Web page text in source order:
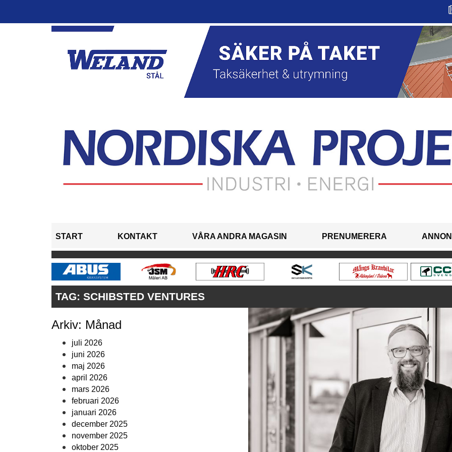
START KONTAKT VÅRA ANDRA MAGASIN PRENUMERERA
TAG: SCHIBSTED VENTURES
Arkiv: Månad
juli 2026
juni 2026
maj 2026
april 2026
mars 2026
februari 2026
januari 2026
december 2025
november 2025
oktober 2025